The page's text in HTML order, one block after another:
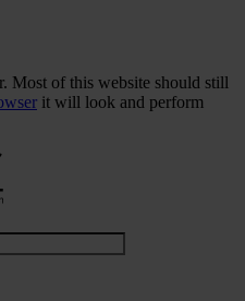
Most of this website should still
it will look and perform